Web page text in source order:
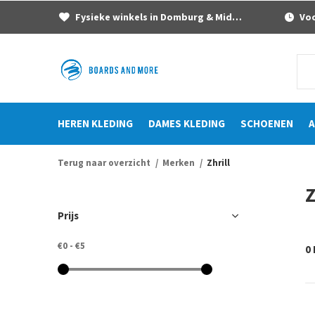
HEREN KLEDING DAMES KLEDING SCHOENEN
Fysieke winkels in Domburg & Middelburg
Terug naar overzicht Merken Zhrill
0
Prijs
€0 - €5